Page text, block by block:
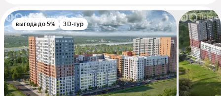
выгода до 5% 3D-тур